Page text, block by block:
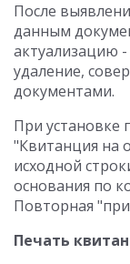
После
данным
актуализацию
удаление,
документами.
При установке
"Квитанция на
исходной
основания по
Повторная
Печать